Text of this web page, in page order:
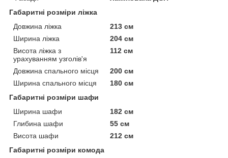
Габаритні розміри ліжка
Довжина ліжка
213 см
Ширина ліжка
204 см
Висота ліжка з
урахуванням узголів'я
112 см
Довжина спального місця
200 см
Ширина спального місця
180 см
Габаритні розміри шафи
Ширина шафи
182 см
Глибина шафи
55 см
Висота шафи
212 см
Габаритні розміри комода